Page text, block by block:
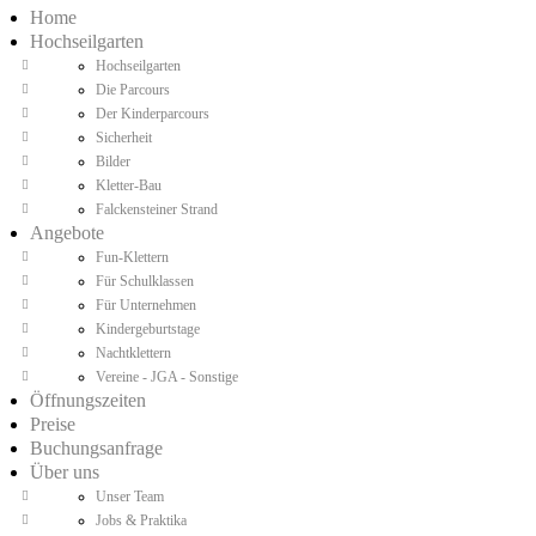
Home
Hochseilgarten
Hochseilgarten
Die Parcours
Der Kinderparcours
Sicherheit
Bilder
Kletter-Bau
Falckensteiner Strand
Angebote
Fun-Klettern
Für Schulklassen
Für Unternehmen
Kindergeburtstage
Nachtklettern
Vereine - JGA - Sonstige
Öffnungszeiten
Preise
Buchungsanfrage
Über uns
Unser Team
Jobs & Praktika